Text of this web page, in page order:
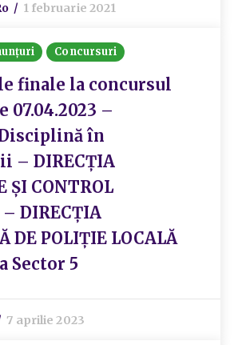
1 februarie 2021
Concursuri
finale la concursul
07.04.2023 –
în
– DIRECȚIA
ȘI CONTROL
– DIRECȚIA
DE POLIȚIE LOCALĂ
Sector 5
7 aprilie 2023